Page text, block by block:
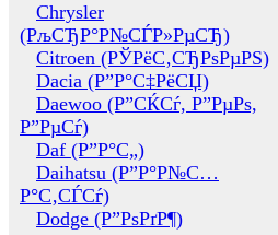
Chrysler
(РљСЂР°Р№СЃР»РµСЂ)
Citroen (РЎРёС‚СЂРѕРµРЅ)
Dacia (Р”Р°С‡РёСЏ)
Daewoo (Р”СЌСѓ, Р”РµРѕ,
Р”РµСѓ)
Daf (Р”Р°С„)
Daihatsu (Р”Р°Р№С…
Р°С‚СЃСѓ)
Dodge (Р”РѕРґР¶)